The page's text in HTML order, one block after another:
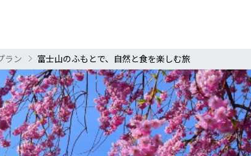
ラン 富士山のふもとで、自然と食を楽しむ旅